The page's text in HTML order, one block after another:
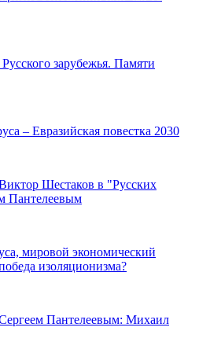
зарубежья. Памяти
– Евразийская повестка 2030
Шестаков в "Русских
Пантелеевым
мировой экономический
изоляционизма?
Пантелеевым: Михаил